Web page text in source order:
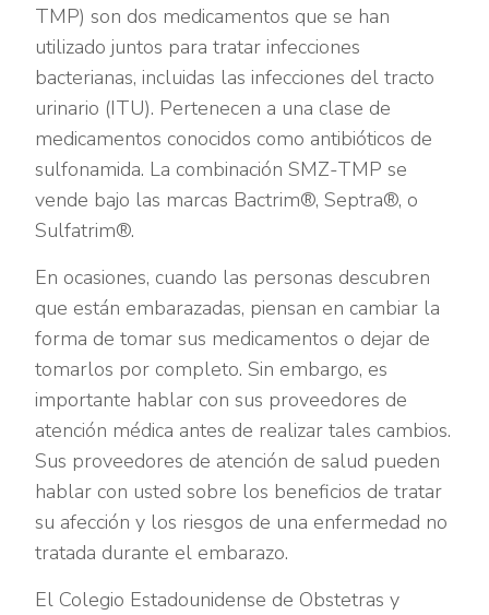
TMP) son dos medicamentos que se han
utilizado juntos para tratar infecciones
bacterianas, incluidas las infecciones del tracto
urinario (ITU). Pertenecen a una clase de
medicamentos conocidos como antibióticos de
sulfonamida. La combinación SMZ-TMP se
vende bajo las marcas Bactrim®, Septra®, o
Sulfatrim®.
En ocasiones, cuando las personas descubren
que están embarazadas, piensan en cambiar la
forma de tomar sus medicamentos o dejar de
tomarlos por completo. Sin embargo, es
importante hablar con sus proveedores de
atención médica antes de realizar tales cambios.
Sus proveedores de atención de salud pueden
hablar con usted sobre los beneficios de tratar
su afección y los riesgos de una enfermedad no
tratada durante el embarazo.
El Colegio Estadounidense de Obstetras y